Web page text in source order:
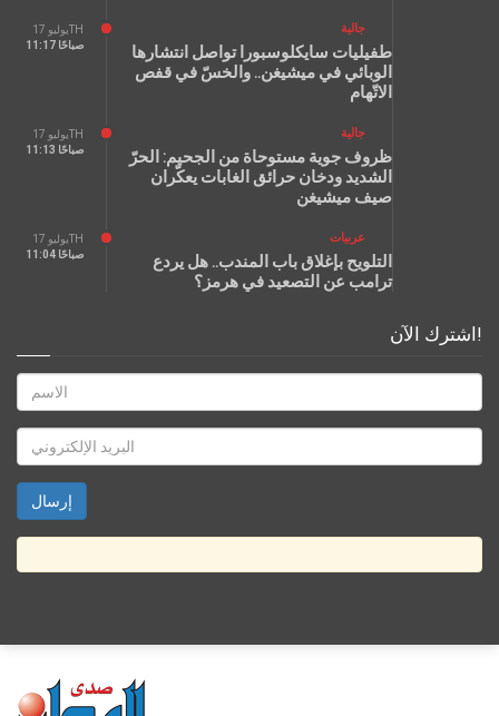
يوليو 17TH
11:17 صباحًا
جالية
طفيليات سايكلوسبورا تواصل انتشارها
الوبائي في ميشيغن.. والخسّ في قفص
الاتّهام
يوليو 17TH
11:13 صباحًا
جالية
ظروف جوية مستوحاة من الجحيم: الحرّ
الشديد ودخان حرائق الغابات يعكّران
صيف ميشيغن
يوليو 17TH
11:04 صباحًا
عربيات
التلويح بإغلاق باب المندب.. هل يردع
ترامب عن التصعيد في هرمز؟
اشترك الآن!